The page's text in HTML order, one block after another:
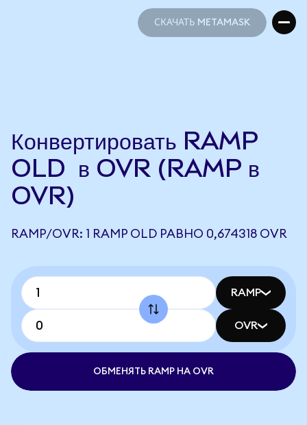
СКАЧАТЬ METAMASK
Конвертировать RAMP
OLD в OVR (RAMP в
OVR)
RAMP/OVR: 1 RAMP OLD РАВНО 0,674318 OVR
RAMP
OVR
ОБМЕНЯТЬ RAMP НА OVR